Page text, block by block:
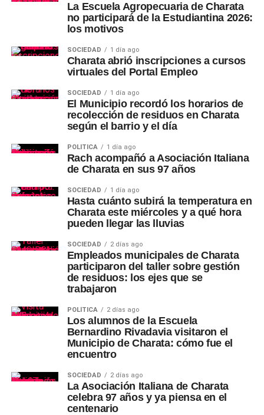
La Escuela Agropecuaria de Charata
no participará de la Estudiantina 2026:
los motivos
SOCIEDAD 1 día ago
Charata abrió inscripciones a cursos
virtuales del Portal Empleo
SOCIEDAD 1 día ago
El Municipio recordó los horarios de
recolección de residuos en Charata
según el barrio y el día
POLÍTICA 1 día ago
Rach acompañó a Asociación Italiana
de Charata en sus 97 años
SOCIEDAD 1 día ago
Hasta cuánto subirá la temperatura en
Charata este miércoles y a qué hora
pueden llegar las lluvias
SOCIEDAD 2 días ago
Empleados municipales de Charata
participaron del taller sobre gestión
de residuos: los ejes que se
trabajaron
POLÍTICA 2 días ago
Los alumnos de la Escuela
Bernardino Rivadavia visitaron el
Municipio de Charata: cómo fue el
encuentro
SOCIEDAD 2 días ago
La Asociación Italiana de Charata
celebra 97 años y ya piensa en el
centenario